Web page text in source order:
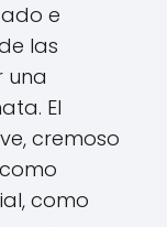
e
las
una
El
cremoso
como